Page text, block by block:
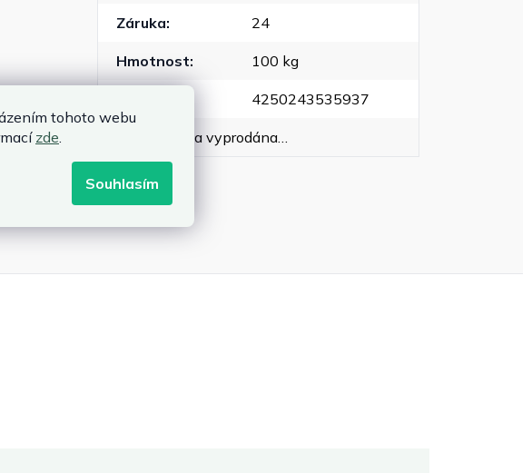
tohoto webu
zde.
Souhlasím
Záruka: 24
Hmotnost: 100 kg
4250243535937
Položka byla vyprodána…